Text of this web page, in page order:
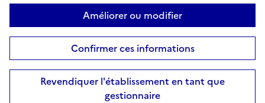
Améliorer ou modifier
Confirmer ces informations
Revendiquer l'établissement en tant que
gestionnaire